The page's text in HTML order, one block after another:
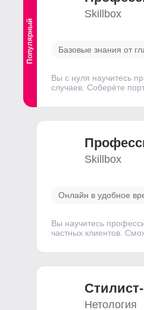
Популярный
Skillbox
Базовые знания от
Вы с нуля научитесь
случаев. Соберёте
Skillbox
Онлайн в удобное
Вы научитесь
частных клиентов.
Нетология